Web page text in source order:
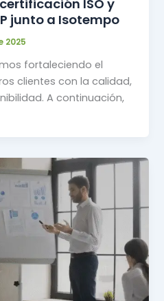
ISO y
junto a Isotempo
2025
fortaleciendo el
clientes con la calidad,
A continuación,